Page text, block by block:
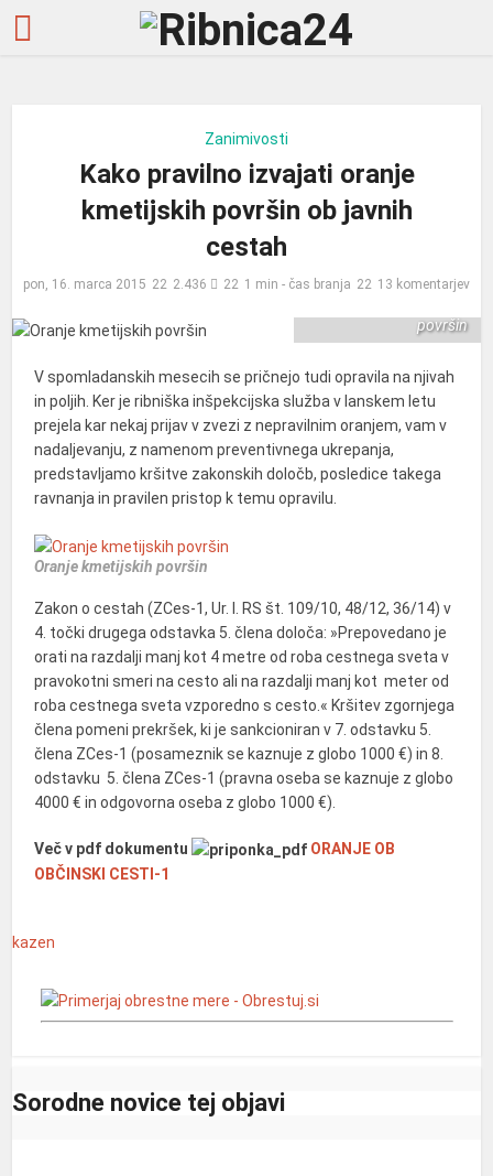
Zanimivosti
Kako pravilno izvajati oranje
kmetijskih površin ob javnih
cestah
pon, 16. marca 2015 2.436 1 min - čas branja 13 komentarjev
površin
V spomladanskih mesecih se pričnejo tudi opravila na njivah
in poljih. Ker je ribniška inšpekcijska služba v lanskem letu
prejela kar nekaj prijav v zvezi z nepravilnim oranjem, vam v
nadaljevanju, z namenom preventivnega ukrepanja,
predstavljamo kršitve zakonskih določb, posledice takega
ravnanja in pravilen pristop k temu opravilu.
Oranje kmetijskih površin
Zakon o cestah (ZCes-1, Ur. l. RS št. 109/10, 48/12, 36/14) v
4. točki drugega odstavka 5. člena določa: »Prepovedano je
orati na razdalji manj kot 4 metre od roba cestnega sveta v
pravokotni smeri na cesto ali na razdalji manj kot meter od
roba cestnega sveta vzporedno s cesto.« Kršitev zgornjega
člena pomeni prekršek, ki je sankcioniran v 7. odstavku 5.
člena ZCes-1 (posameznik se kaznuje z globo 1000 €) in 8.
odstavku 5. člena ZCes-1 (pravna oseba se kaznuje z globo
4000 € in odgovorna oseba z globo 1000 €).
Več v pdf dokumentu
ORANJE OB
OBČINSKI CESTI-1
kazen
Sorodne novice tej objavi